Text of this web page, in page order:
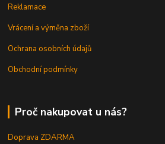
Reklamace
Vrácení a výměna zboží
Ochrana osobních údajů
Obchodní podmínky
Proč nakupovat u nás?
Doprava ZDARMA